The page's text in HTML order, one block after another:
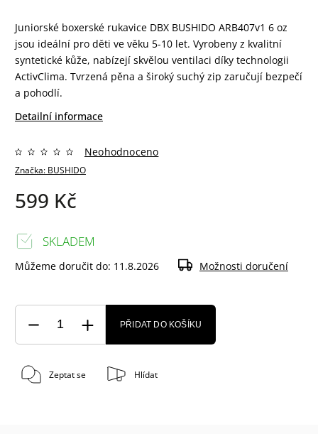
Juniorské boxerské rukavice DBX BUSHIDO ARB407v1 6 oz
jsou ideální pro děti ve věku 5-10 let. Vyrobeny z kvalitní
syntetické kůže, nabízejí skvělou ventilaci díky technologii
ActivClima. Tvrzená pěna a široký suchý zip zaručují bezpečí
a pohodlí.
Detailní informace
Značka: BUSHIDO
Neohodnoceno
599 Kč
SKLADEM
Můžeme doručit do: 11.8.2026 Možnosti doručení
PŘIDAT DO KOŠÍKU
Zeptat se Hlídat